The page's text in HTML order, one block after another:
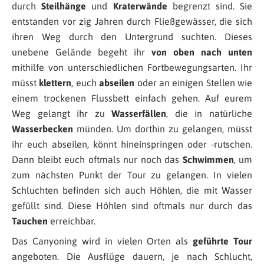
durchSteilhänge und Kraterwände begrenzt sind. Sie
entstanden vor zig Jahren durch Fließgewässer, die sich
ihren Weg durch den Untergrund suchten. Dieses
unebene Gelände begeht ihr von oben nach unten
mithilfe von unterschiedlichen Fortbewegungsarten. Ihr
müsst klettern, euchabseilen oder an einigen Stellen wie
einem trockenen Flussbett einfach gehen. Auf eurem
Weg gelangt ihr zuWasserfällen, die in natürliche
Wasserbecken münden. Um dorthin zu gelangen, müsst
ihr euch abseilen, könnt hineinspringen oder -rutschen.
Dann bleibt euch oftmals nur noch das Schwimmen, um
zum nächsten Punkt der Tour zu gelangen. In vielen
Schluchten befinden sich auch Höhlen, die mit Wasser
gefüllt sind. Diese Höhlen sind oftmals nur durch das
Tauchen erreichbar.
Das Canyoning wird in vielen Orten alsgeführte Tour
angeboten. Die Ausflüge dauern, je nach Schlucht,